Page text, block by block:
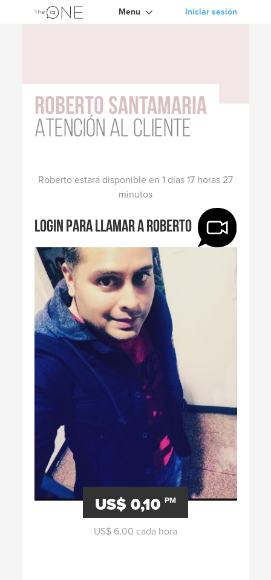
Menu Iniciar sesión
US$ 0,10 PM
US$ 6,00 cada hora
Roberto Santamaria
Atención al cliente
Roberto estará disponible en 1 días 17 horas 27
minutos
Login para llamar a Roberto